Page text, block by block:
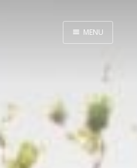
Voluntari în Asia
O casă mică de paie
Gâște cu pedale
2 luni în India
Viața la țară
MENU